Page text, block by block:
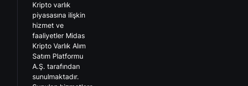
Kripto varlık
piyasasına ilişkin
hizmet ve
faaliyetler Midas
Kripto Varlık Alım
Satım Platformu
A.Ş. tarafından
sunulmaktadır.